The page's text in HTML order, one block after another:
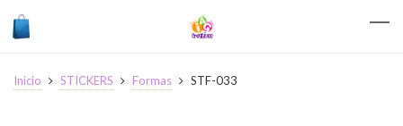
Inicio STICKERS Formas STF-033